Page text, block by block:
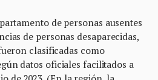
de personas ausentes
de personas desaparecidas,
clasificadas como
datos oficiales facilitados a